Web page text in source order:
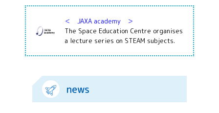
分科会 年次
会合
APRSAFポス
ターコンテ
APRSAF教員
議）
＜ JAXA academy ＞
The Space Education Centre organises
a lecture series on STEAM subjects.
news